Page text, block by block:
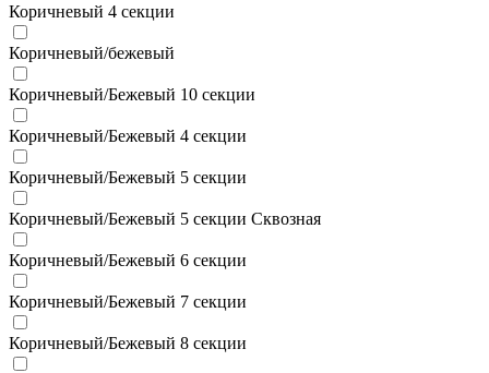
Коричневый 4 секции
Коричневый/бежевый
Коричневый/Бежевый 10 секции
Коричневый/Бежевый 4 секции
Коричневый/Бежевый 5 секции
Коричневый/Бежевый 5 секции Сквозная
Коричневый/Бежевый 6 секции
Коричневый/Бежевый 7 секции
Коричневый/Бежевый 8 секции